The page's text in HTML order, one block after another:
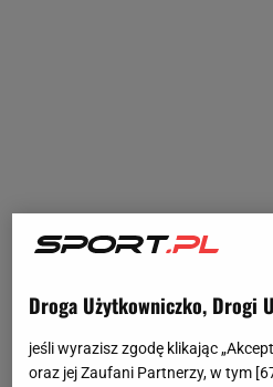
Droga Użytkowniczko, Drogi
jeśli wyrazisz zgodę klikając
oraz jej Zaufani Partnerzy, w tym [